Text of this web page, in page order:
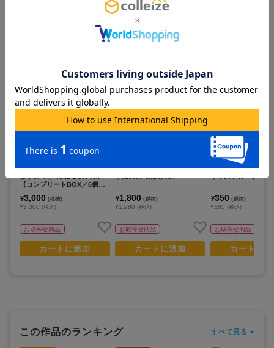
カートに追加
鬼滅の刃_ぺたっとねじまき
ますこっと Vol.2 BOX Ver.
【コンプリートBOX／6個入
¥3,000 (税抜)
¥3,300 (税込)
お取寄せ商品
カートに追加
¥ 1,800 (税抜)
¥1,980
お取寄せ商品
カートに追加
鬼滅の刃_Chibiぬいぐるみ
宇髄天元 着流しVer.
¥1,800 (税抜)
¥1,980 (税込)
お取寄せ商品
カートに追加
カートに
鬼滅の刃_冨岡義勇
イラストカード
¥350 (税抜)
¥385 (税込)
お取寄せ商品
カートに
この作品のランキング すべて見る >